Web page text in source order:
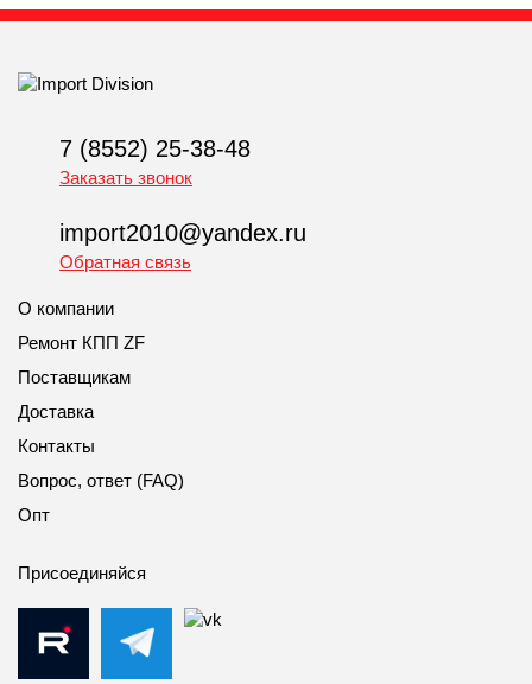
7 (8552) 25-38-48
Заказать звонок
import2010@yandex.ru
Обратная связь
О компании
Ремонт КПП ZF
Поставщикам
Доставка
Контакты
Вопрос, ответ (FAQ)
Опт
Присоединяйся